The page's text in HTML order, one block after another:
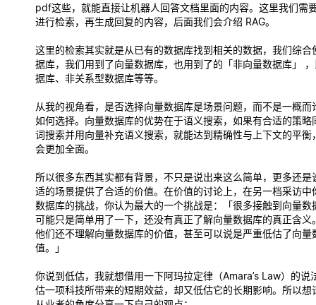
pdf这些，就能直接让机器人回答文档里面的内容。这里我们需
进行检索，再生成回复的内容，后面我们会介绍 RAG。
这里的检索其实就是从已有的数据库找到相关的数据，我们综合
据库，我们用到了向量数据库，也用到了的「非向量数据库」
据库、非关系型数据库等等。
从我的视角看，是否选择向量数据库是场景问题，而不是一概而
如何选择。向量数据库的优势在于语义搜索，如果有合适的策略
词搜索并用向量补充语义搜索，就能达到精确性与上下文的平衡
会更加全面。
所以很多东西其实都有背景，不只是说出来这么简单，更多还是
适的场景提供了合适的价值。在价值的讨论上，在另一档采访中
数据库的挑战，你认为最大的一个挑战是：「很多接触到向量数
可能只是简单用了一下，还没有真正了解向量数据库的真正含义
他们还不理解向量数据库的价值，甚至可以说是严重低估了向量
值。」
你说到低估，我就想借用一下阿玛拉定律（Amara’s Law）的说
估一项科技所带来的短期效益，却又低估它的长期影响。所以想